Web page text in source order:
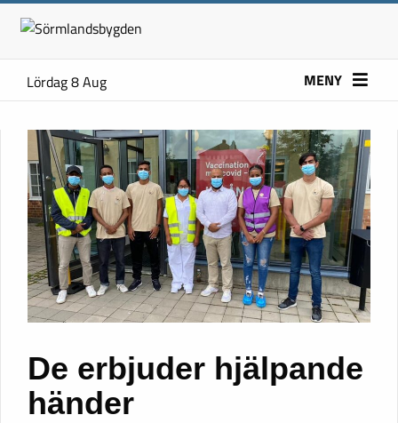
Lördag 8 Aug MENY
De erbjuder hjälpande
händer